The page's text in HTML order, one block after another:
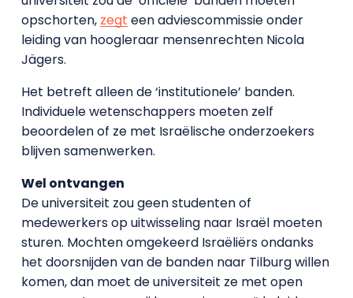
opschorten, zegt een adviescommissie onder
leiding van hoogleraar mensenrechten Nicola
Jägers.
Het betreft alleen de ‘institutionele’ banden.
Individuele wetenschappers moeten zelf
beoordelen of ze met Israëlische onderzoekers
blijven samenwerken.
Wel ontvangen
De universiteit zou geen studenten of
medewerkers op uitwisseling naar Israël moeten
sturen. Mochten omgekeerd Israëliërs ondanks
het doorsnijden van de banden naar Tilburg willen
komen, dan moet de universiteit ze met open